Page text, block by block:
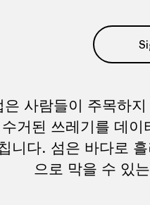
은 사람들이 주목하
거된 쓰레기를 데
니다. 섬은 바다로
으로 막을 수 있